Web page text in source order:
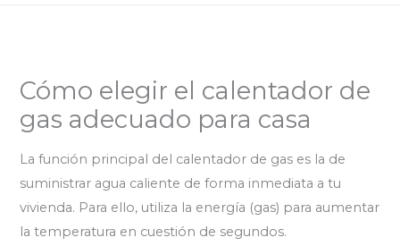
Cómo elegir el calentador de
gas adecuado para casa
La función principal del calentador de gas es la de
suministrar agua caliente de forma inmediata a tu
vivienda. Para ello, utiliza la energía (gas) para aumentar
la temperatura en cuestión de segundos.